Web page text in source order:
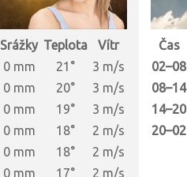
Srážky Teplota
Vítr
0 mm 21°
3 m/s
0 mm 20°
3 m/s
0 mm 19°
3 m/s
0 mm 18°
2 m/s
0 mm 18°
2 m/s
0 mm 17°
2 m/s
Čas
02–08
08–14
14–20
20–02